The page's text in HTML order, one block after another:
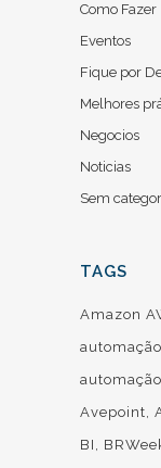
Como Fazer
Eventos
Fique por
Melhores
Negocios
Noticias
Sem
TAGS
Amazon
Avepoint
BI